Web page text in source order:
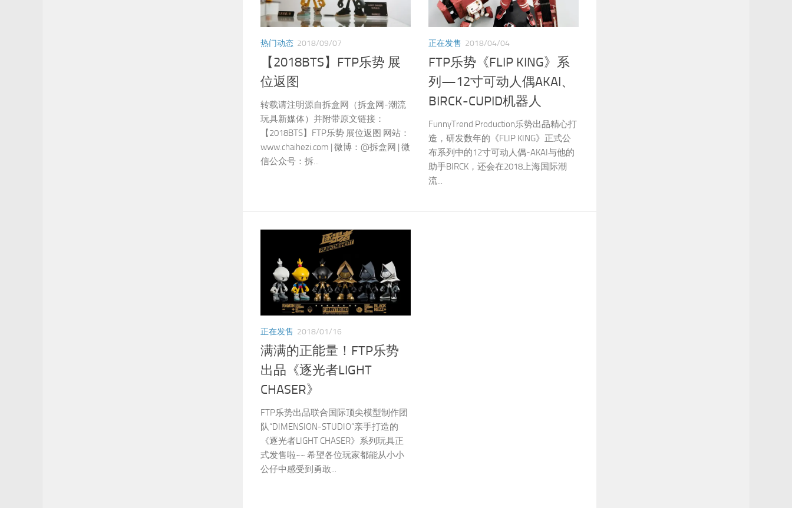
热门动态 2018/09/07
【2018BTS】FTP乐势 展
位返图
转载请注明源自拆盒网（拆盒网-潮流
玩具新媒体）并附带原文链接：
【2018BTS】FTP乐势 展位返图 网站：
www.chaihezi.com | 微博：@拆盒网 | 微
信公众号：拆...
正在发售 2018/04/04
FTP乐势《FLIP KING》系
列—12寸可动人偶AKAI、
BIRCK-CUPID机器人
FunnyTrend Production乐势出品精心打
造，研发数年的《FLIP KING》正式公
布系列中的12寸可动人偶-AKAI与他的
助手BIRCK，还会在2018上海国际潮
流...
正在发售 2018/01/16
满满的正能量！FTP乐势
出品《逐光者LIGHT
CHASER》
FTP乐势出品联合国际顶尖模型制作团
队“DIMENSION-STUDIO”亲手打造的
《逐光者LIGHT CHASER》系列玩具正
式发售啦~~ 希望各位玩家都能从小小
公仔中感受到勇敢...